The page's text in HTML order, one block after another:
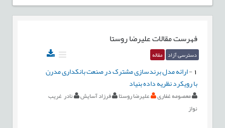
فهرست مقالاتعلیرضا روستا
دسترسی آزاد مقاله
-ارائه مدل برندسازی مشترک در صنعت بانکداری مدرن
با رویکرد نظریه داده بنیاد
معصومه غفاری علیرضا روستا فرزاد آسایش
نادر غریب
نواز